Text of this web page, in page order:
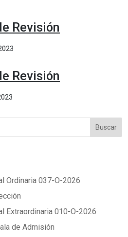
Revisión
Revisión
Buscar
Ordinaria 037-O-2026
Extraordinaria 010-O-2026
de Admisión